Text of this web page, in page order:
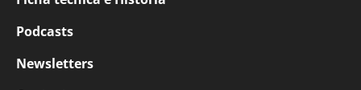
Podcasts
Newsletters